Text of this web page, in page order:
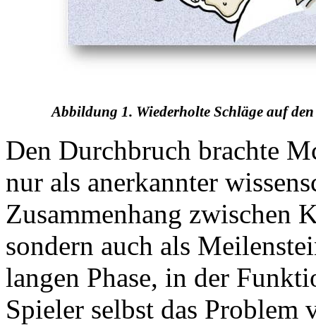
Abbildung 1. Wiederholte Schläge auf
Den Durchbruch brachte
nur als anerkannter
Zusammenhang zwischen
sondern auch als
langen Phase, in der
Spieler selbst das Problem